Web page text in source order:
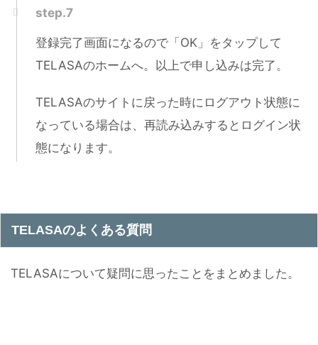
step.7
登録完了画面になるので「OK」をタップして
TELASAのホームへ。以上で申し込みは完了。
TELASAのサイトに戻った時にログアウト状態に
なっている場合は、再読み込みするとログイン状
態になります。
TELASAのよくある質問
TELASAについて疑問に思ったことをまとめました。